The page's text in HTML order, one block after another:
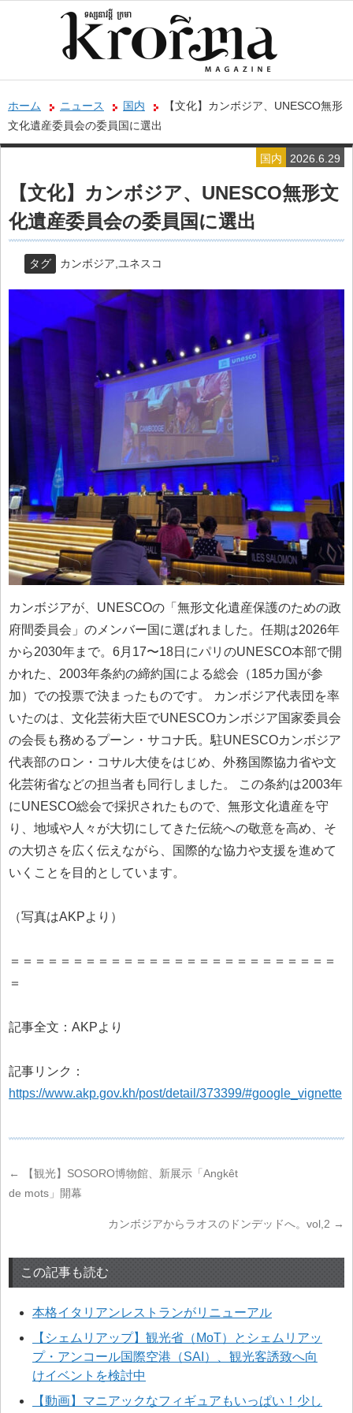
ホーム ニュース 国内
【文化】カンボジア、UNESCO無形
文化遺産委員会の委員国に選出
2026.6.29
国内
【文化】カンボジア、UNESCO無形文
化遺産委員会の委員国に選出
タグ カンボジア ユネスコ
カンボジアが、UNESCOの「無形文化遺産保護のための政
府間委員会」のメンバー国に選ばれました。任期は2026年
から2030年まで。6月17〜18日にパリのUNESCO本部で開
かれた、2003年条約の締約国による総会（185カ国が参
加）での投票で決まったものです。 カンボジア代表団を率
いたのは、文化芸術大臣でUNESCOカンボジア国家委員会
の会長も務めるプーン・サコナ氏。駐UNESCOカンボジア
代表部のロン・コサル大使をはじめ、外務国際協力省や文
化芸術省などの担当者も同行しました。 この条約は2003年
にUNESCO総会で採択されたもので、無形文化遺産を守
り、地域や人々が大切にしてきた伝統への敬意を高め、そ
の大切さを広く伝えながら、国際的な協力や支援を進めて
いくことを目的としています。
（写真はAKPより）
＝＝＝＝＝＝＝＝＝＝＝＝＝＝＝＝＝＝＝＝＝＝＝＝＝＝
＝
記事全文：AKPより
記事リンク：
https://www.akp.gov.kh/post/detail/373399/#google_vignette
←
【観光】SOSORO博物館、新展示「Angkêt
de mots」開幕
カンボジアからラオスのドンデッドへ。vol,2 →
この記事も読む
本格イタリアンレストランがリニューアル
【シェムリアップ】観光省（MoT）とシェムリアッ
プ・アンコール国際空港（SAI）、観光客誘致へ向
けイベントを検討中
【動画】マニアックなフィギュアもいっぱい！少し